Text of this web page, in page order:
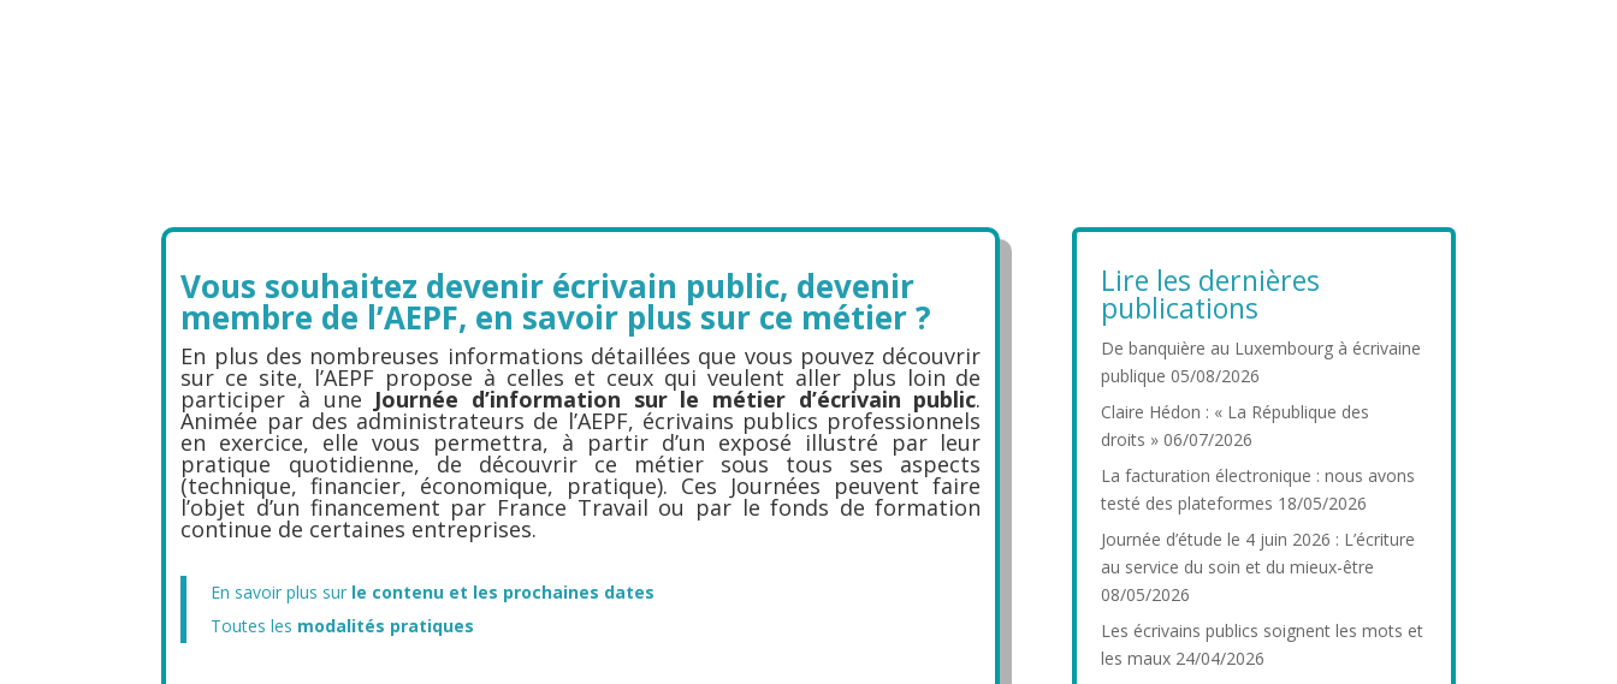
Vous souhaitez devenir écrivain public, devenir
membre de l’AEPF, en savoir plus sur ce métier ?
En plus des nombreuses informations détaillées que vous pouvez découvrir
sur ce site, l’AEPF propose à celles et ceux qui veulent aller plus loin de
participer à une Journée d’information sur le métier d’écrivain public.
Animée par des administrateurs de l’AEPF, écrivains publics professionnels
en exercice, elle vous permettra, à partir d’un exposé illustré par leur
pratique quotidienne, de découvrir ce métier sous tous ses aspects
(technique, financier, économique, pratique). Ces Journées peuvent faire
l’objet d’un financement par France Travail ou par le fonds de formation
continue de certaines entreprises.
En savoir plus sur le contenu et les prochaines dates
Toutes les modalités pratiques
Lire les dernières
publications
De banquière au Luxembourg à écrivaine
publique 05/08/2026
Claire Hédon : « La République des
droits » 06/07/2026
La facturation électronique : nous avons
testé des plateformes 18/05/2026
Journée d’étude le 4 juin 2026 : L’écriture
au service du soin et du mieux-être
08/05/2026
Les écrivains publics soignent les mots et
les maux 24/04/2026